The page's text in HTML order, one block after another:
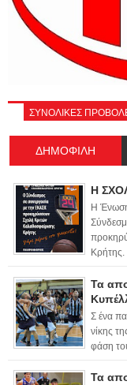
ΣΥΝΟΛΙΚΕΣ
ΔΗΜΟΦΙΛΗ
Η
Η
Κρήτης.
Τα
Σ ένα
νίκης
φάση
Τα